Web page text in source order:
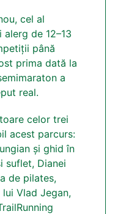
cel al
de 12–13
până
prima dată la
a
real.
celor trei
acest parcurs:
și ghid în
suflet, Dianei
de pilates,
Vlad Jegan,